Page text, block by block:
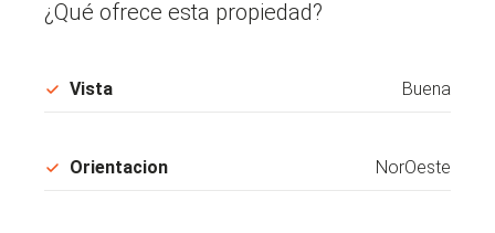
¿Qué ofrece esta propiedad?
Vista Buena
Orientacion NorOeste